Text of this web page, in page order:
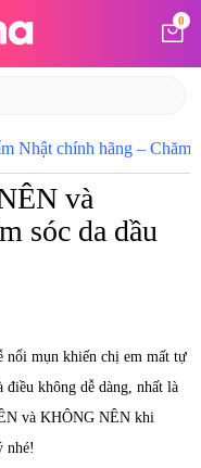
0
Nhật chính hãng – Chăm
và
sóc da dầu
nổi mụn khiến chị em mất tự
điều không dễ dàng, nhất là
và KHÔNG NÊN khi
nhé!